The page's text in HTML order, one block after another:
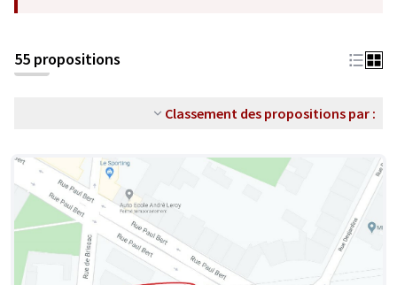
55 propositions
Classement des propositions par :